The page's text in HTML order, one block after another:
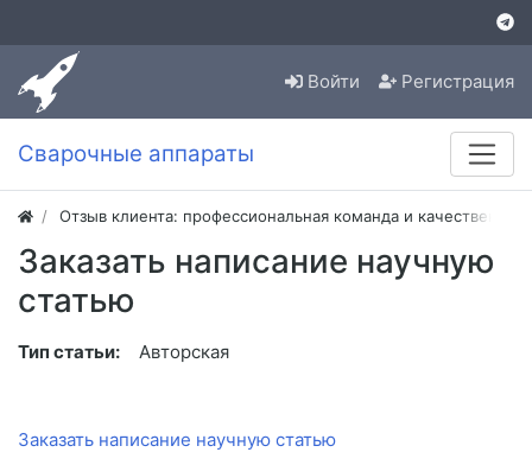
Войти Регистрация
Сварочные аппараты
Отзыв клиента: профессиональная команда и
Заказать написание научную
статью
Тип статьи: Авторская
Заказать написание научную статью